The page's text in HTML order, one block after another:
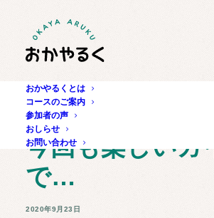
おかやるくとは
コースのご案内
参加者の声
おしらせ
お問い合わせ
今回も楽しいガ
で…
2020年9月23日